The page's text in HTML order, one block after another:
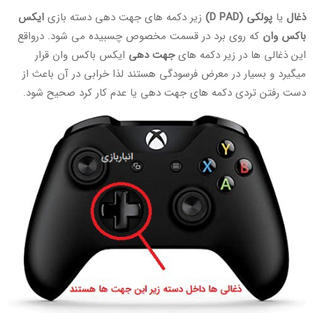
ذغالیا پولکی (D PAD) زیر دکمه های جهت دهی دسته بازی ایکس
باکس وان که روی برد در قسمت مخصوص چسبیده می شود. درواقع
این ذغالی ها در زیر دکمه هایجهت دهی ایکس باکس وان قرار
میگیرد و بسیار در معرض فرسودگی هستند لذا خرابی در آن باعث از
دست رفتن تردی دکمه های جهت دهی یا عدم کار کرد صحیح شود.